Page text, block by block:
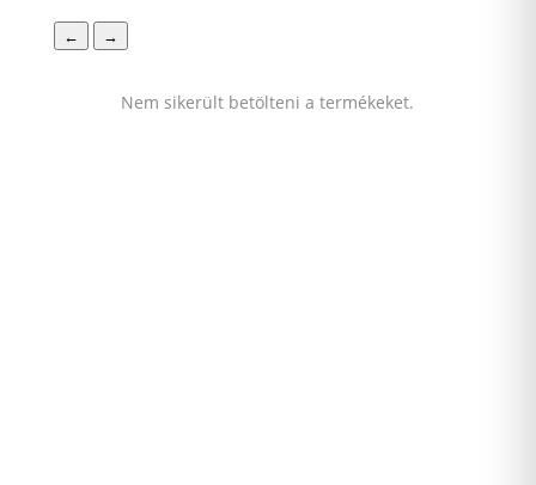
← →
Nem sikerült betölteni a termékeket.